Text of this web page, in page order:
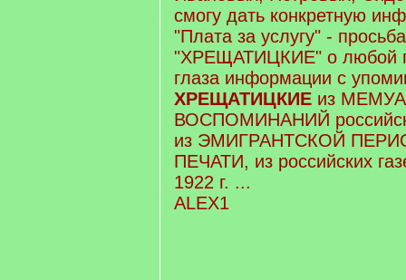
смогу дать конкретную
"Плата за услугу" -
"ХРЕЩАТИЦКИЕ" о любой
глаза информации с
ХРЕЩАТИЦКИЕ из
ВОСПОМИНАНИЙ
из ЭМИГРАНТСКОЙ
ПЕЧАТИ, из российских
1922 г. ...
ALEX1